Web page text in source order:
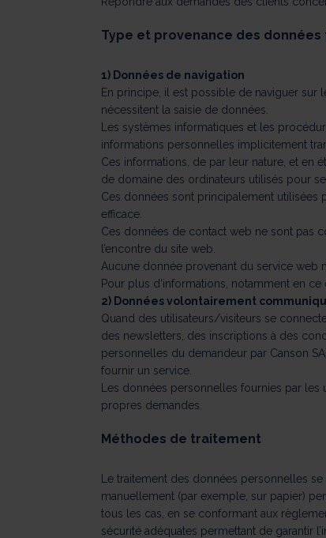
Type et provenance des données
1) Données de navigation
En principe, il est possible de naviguer sur
nécessitent la saisie de données.
Les systèmes informatiques et les
informations personnelles implicitement
Ces informations, de par leur nature, et en
de domaine des ordinateurs utilisés pour
Ces données sont principalement
efficace.
Ces données de contact web ne sont pas
l’encontre du site web.
Aucune donnée provenant du service web
Pour plus d’informations, notamment en
2) Données volontairement
Quand des utilisateurs/visiteurs se
des newsletters, des inscriptions à des
personnelles du demandeur par Canson
fournir un service.
Les données personnelles fournies par
propres demandes.
Méthodes de traitement
Le traitement des données personnelles
manuellement (par exemple, sur papier)
tous les cas, en se conformant aux
sécurité adéquates permettant de garantir